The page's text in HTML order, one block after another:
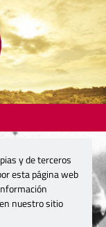
y de terceros
esta página web
nuestro sitio